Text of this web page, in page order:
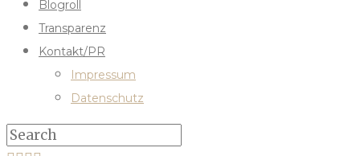
Blogroll
Transparenz
Kontakt/PR
Impressum
Datenschutz